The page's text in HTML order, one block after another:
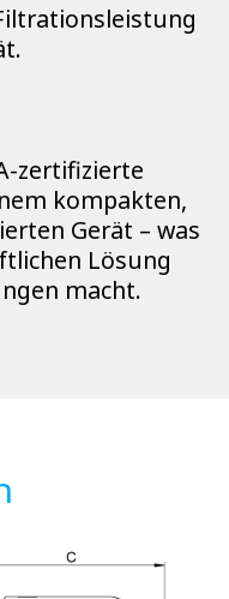
zertifizierte
kompakten,
Gerät – was
Lösung
macht.